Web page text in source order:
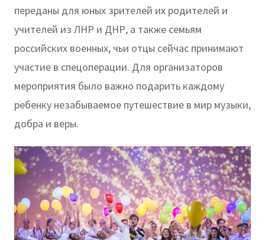
переданы для юных зрителей их родителей и
учителей из ЛНР и ДНР, а также семьям
российских военных, чьи отцы сейчас принимают
участие в спецоперации. Для организаторов
мероприятия было важно подарить каждому
ребенку незабываемое путешествие в мир музыки,
добра и веры.